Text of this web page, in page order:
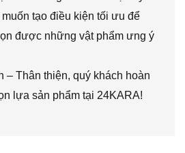
tạo điều kiện tối ưu để
được những vật phẩm ưng ý
– Thân thiện, quý khách hoàn
lựa sản phẩm tại 24KARA!